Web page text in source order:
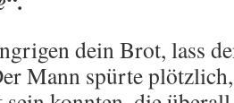
dein Brot, lass
Mann spürte